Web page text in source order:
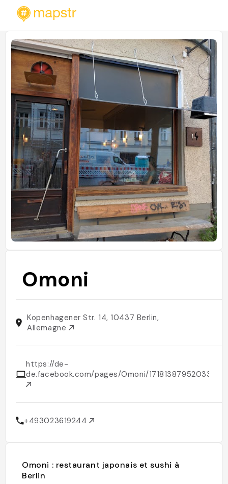
Omoni
Kopenhagener Str. 14, 10437 Berlin,
Allemagne
https://de-
de.facebook.com/pages/Omoni/171813879520332
+493023619244
Omoni : restaurant japonais et sushi à
Berlin